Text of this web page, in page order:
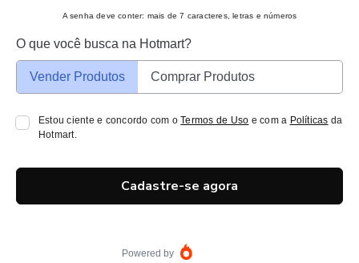
A senha deve conter: mais de 7 caracteres, letras e números
O que você busca na Hotmart?
Vender Produtos Comprar Produtos
Estou ciente e concordo com oTermos de Uso e com a Políticas da
Hotmart.
Cadastre-se agora
Powered by